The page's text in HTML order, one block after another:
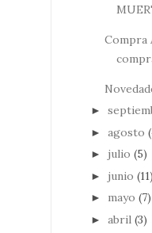
Compra
►
► agosto
► julio (5)
► junio (11)
► mayo (7)
► abril (3)